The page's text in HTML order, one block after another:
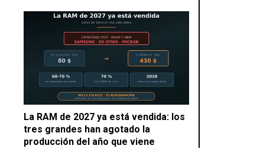
La RAM de 2027 ya está vendida: los
tres grandes han agotado la
producción del año que viene